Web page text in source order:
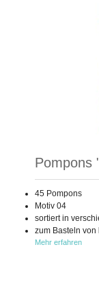
Pompons
45 Pompons
Motiv 04
sortiert in
zum Basteln
Mehr erfahren